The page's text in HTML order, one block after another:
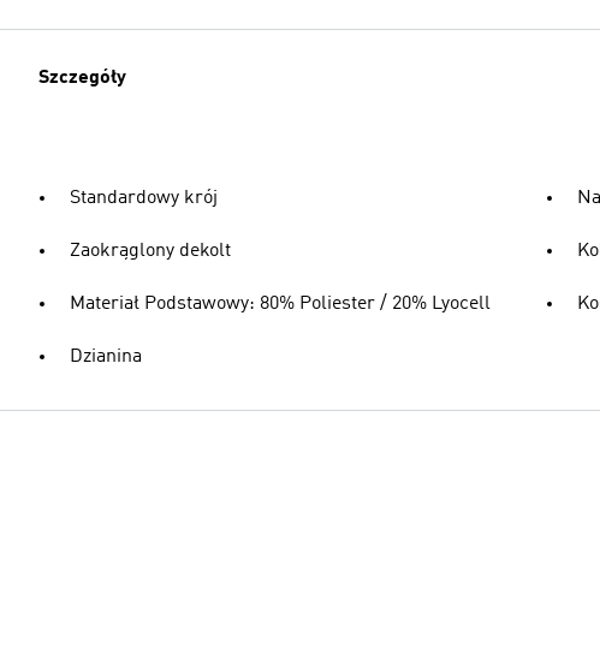
Szczegóły
Standardowy krój
Zaokrąglony dekolt
Materiał Podstawowy: 80% Poliester / 20% Lyocell
Dzianina